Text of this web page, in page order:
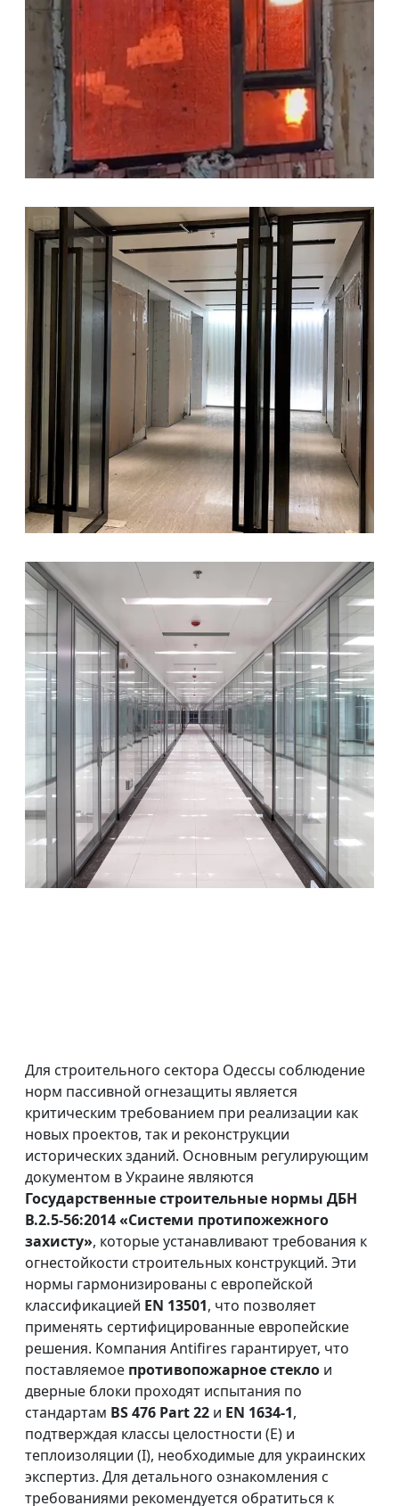
Для строительного сектора Одессы соблюдение
норм пассивной огнезащиты является
критическим требованием при реализации как
новых проектов, так и реконструкции
исторических зданий. Основным регулирующим
документом в Украине являются
Государственные строительные нормы ДБН
В.2.5-56:2014 «Системи протипожежного
захисту», которые устанавливают требования к
огнестойкости строительных конструкций. Эти
нормы гармонизированы с европейской
классификацией EN 13501, что позволяет
применять сертифицированные европейские
решения. Компания Antifires гарантирует, что
поставляемое противопожарное стекло и
дверные блоки проходят испытания по
стандартам BS 476 Part 22 и EN 1634-1,
подтверждая классы целостности (E) и
теплоизоляции (I), необходимые для украинских
экспертиз. Для детального ознакомления с
требованиями рекомендуется обратиться к